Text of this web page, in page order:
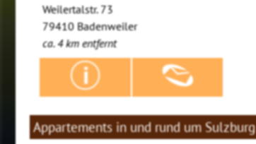
Weilertalstr. 73
79410 Badenweiler
ca. 4 km entfernt
Appartements in und rund um Sulzburg